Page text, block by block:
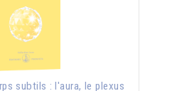
subtils : l'aura, le plexus